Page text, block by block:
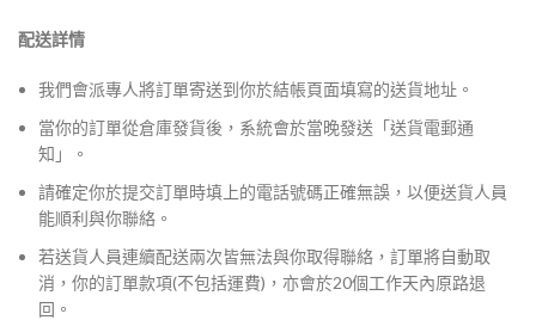
配送詳情
我們會派專人將訂單寄送到你於結帳頁面填寫的送貨地址。
當你的訂單從倉庫發貨後，系統會於當晚發送「送貨電郵通
知」。
請確定你於提交訂單時填上的電話號碼正確無誤，以便送貨人員
能順利與你聯絡。
若送貨人員連續配送兩次皆無法與你取得聯絡，訂單將自動取
消，你的訂單款項(不包括運費)，亦會於20個工作天內原路退
回。